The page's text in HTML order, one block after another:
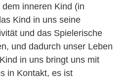
inneren Kind (in
Kind in uns seine
und das Spielerische
und dadurch unser Leben
in uns bringt uns mit
in Kontakt, es ist